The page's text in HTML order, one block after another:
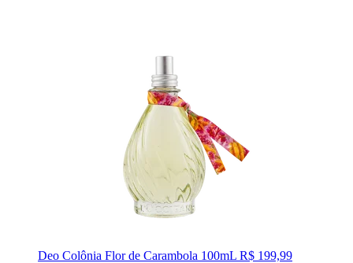
Deo Colônia Flor de Carambola 100mL R$ 199,99